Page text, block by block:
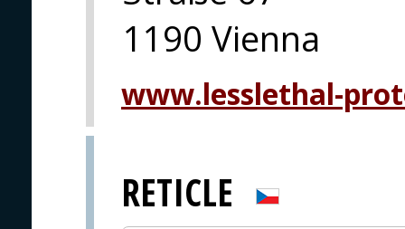
1190 Vienna
www.lesslethal-
RETICLE